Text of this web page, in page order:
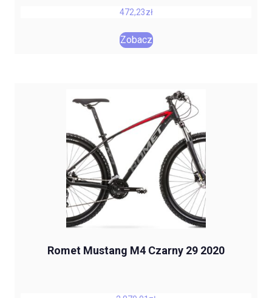
472,23zł
Zobacz
Romet Mustang M4 Czarny 29 2020